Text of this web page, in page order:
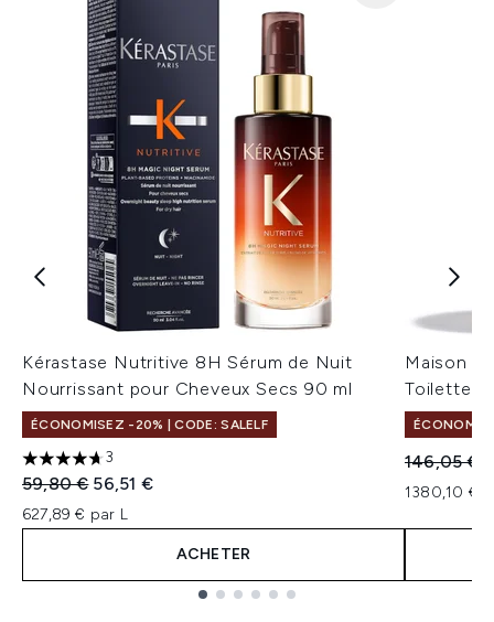
Kérastase Nutritive 8H Sérum de Nuit
Nourrissant pour Cheveux Secs 90 ml
ÉCONOMISEZ -20% | CODE: SALELF
4.67 étoiles sur un maximum de 5
3
Prix de vente :
59,80 € Prix ​​actuel :
56,51 €
627,89 € par L
ACHETER
Maison
Toilette -
Prix de
146,05 €
1380,10 €